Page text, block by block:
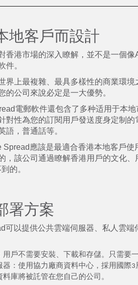
地客戶而設計
香港市場的深入瞭解，並不是一個
件。
界上最複雜、最具多樣性的商業環
的公司來說必定是一大優勢。
電郵軟件還包含了多种适用于本
對性為您的訂閱用戶發送度身定制
語，普通話等。
Spread應該是最適合香港本地客戶
，該公司通過瞭解香港用戶的文化
的。
署方案
可以提供公共雲端伺服器、私人雲
用戶不需要安裝、下載和存儲。只需要
：使用協力廠商資料中心，採用國際3
庫將被託管在您自己的公司。